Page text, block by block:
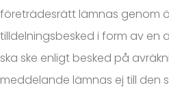
företrädesrätt lämnas genom
tilldelningsbesked i form av en
ska ske enligt besked på
meddelande lämnas ej till den